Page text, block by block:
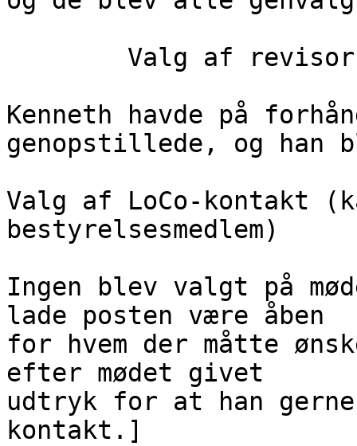
Kenneth havde på
genopstillede, og han
Valg af LoCo-kontakt
bestyrelsesmedlem)
Ingen blev valgt på
lade posten være åben
for hvem der måtte
efter mødet givet
udtryk for at han
kontakt.]